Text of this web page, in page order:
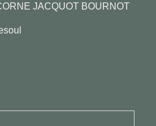
JACQUOT BOURNOT